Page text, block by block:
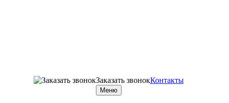
Заказать звонокКонтакты
Меню